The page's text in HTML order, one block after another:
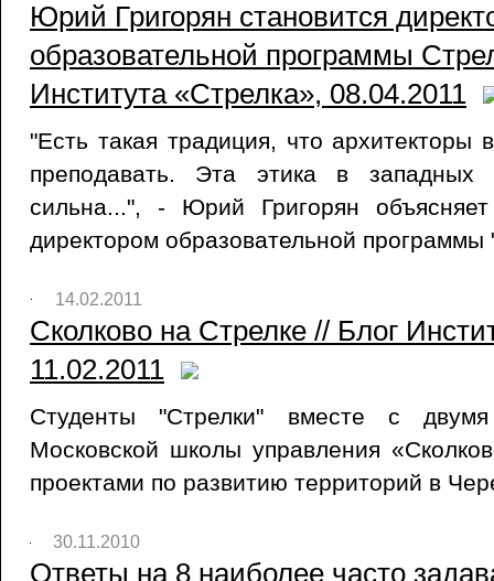
Юрий Григорян становится
образовательной программы
Института «Стрелка», 08.04.2011
"Есть такая традиция, что архитекторы
преподавать. Эта этика в западных
сильна...", - Юрий Григорян
директором образовательной программы
14.02.2011
Сколково на Стрелке // Блог
11.02.2011
Студенты "Стрелки" вместе с двумя
Московской школы управления
проектами по развитию территорий в
30.11.2010
Ответы на 8 наиболее часто